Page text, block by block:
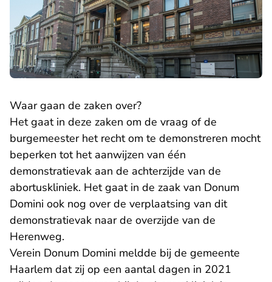
Waar gaan de zaken over?
Het gaat in deze zaken om de vraag of de
burgemeester het recht om te demonstreren mocht
beperken tot het aanwijzen van één
demonstratievak aan de achterzijde van de
abortuskliniek. Het gaat in de zaak van Donum
Domini ook nog over de verplaatsing van dit
demonstratievak naar de overzijde van de
Herenweg.
Verein Donum Domini meldde bij de gemeente
Haarlem dat zij op een aantal dagen in 2021